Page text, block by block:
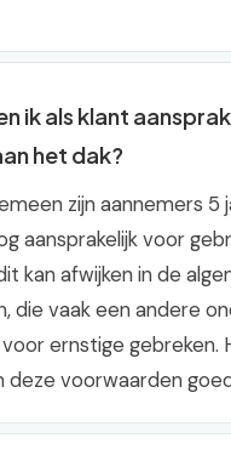
ik als klant
het dak?
zijn aannemers 5
aansprakelijk voor
kan afwijken in de
die vaak een andere
ernstige gebreken.
deze voorwaarden